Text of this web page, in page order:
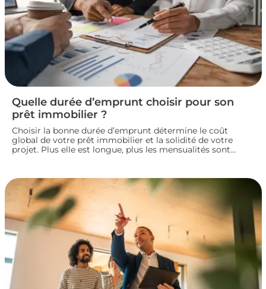
Quelle durée d’emprunt choisir pour son
prêt immobilier ?
Choisir la bonne durée d’emprunt détermine le coût
global de votre prêt immobilier et la solidité de votre
projet. Plus elle est longue, plus les mensualités sont
confortables. Voici comment trouver la durée idéale pour
votre situation financière.